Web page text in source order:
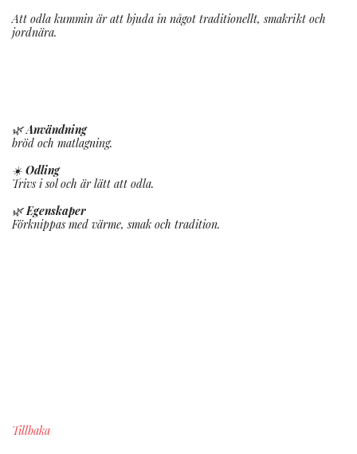
Att odla kummin är att bjuda in något traditionellt, smakrikt och
jordnära.
🌿Användning
bröd och matlagning.
☀️ Odling
Trivs i sol och är lätt att odla.
🌿Egenskaper
Förknippas med värme, smak och tradition.
Tillbaka